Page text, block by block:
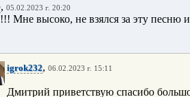
, 05.02.2023 г. 20:20
Мне высоко, не взялся за эту песню
igrok232, 06.02.2023 г. 15:11
Дмитрий приветствую спасибо